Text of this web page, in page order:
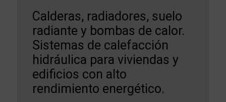
Calderas, radiadores, suelo
radiante y bombas de calor.
Sistemas de calefacción
hidráulica para viviendas y
edificios con alto
rendimiento energético.